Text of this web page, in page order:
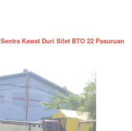
Sentra Kawat Duri Silet BTO 22 Pasuruan